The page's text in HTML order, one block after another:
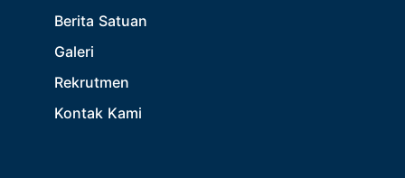
28. Bukan Berita TNI AU
29. Akademik
30. Organisasi TNI
31. SPAM
Berita Satuan
Galeri
Rekrutmen
Kontak Kami